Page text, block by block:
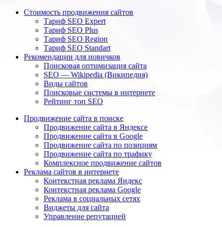
Стоимость продвижения сайтов
Тариф SEO Expert
Тариф SEO Plus
Тариф SEO Region
Тариф SEO Standart
Рекомендации для новичков
Поисковая оптимизация сайта
SEO — Wikipedia (Википедия)
Виды сайтов
Поисковые системы в интернете
Рейтинг топ SEO
Продвижение сайта в поиске
Продвижение сайта в Яндексе
Продвижение сайта в Google
Продвижение сайта по позициям
Продвижение сайта по трафику
Комплексное продвижение сайтов
Реклама сайтов в интернете
Контекстная реклама Яндекс
Контекстная реклама Google
Реклама в социальных сетях
Виджеты для сайта
Управление репутацией